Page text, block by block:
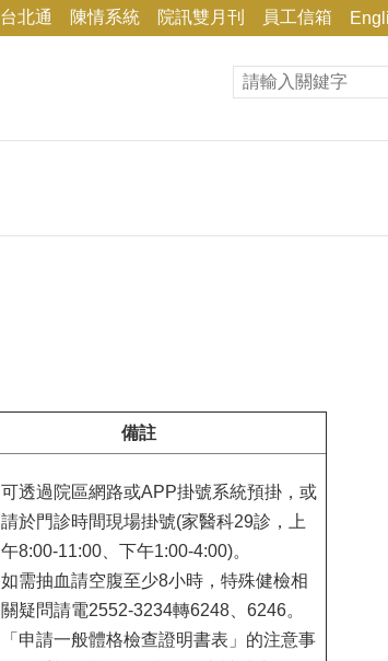
台北通 陳情系統 院訊雙月刊 員工信箱
備註
可透過院區網路或APP掛號系統預掛，或
請於門診時間現場掛號(家醫科29診，上
午8:00-11:00、下午1:00-4:00)。
如需抽血請空腹至少8小時，特殊健檢相
關疑問請電2552-3234轉6248、6246。
「申請一般體格檢查證明書表」的注意事